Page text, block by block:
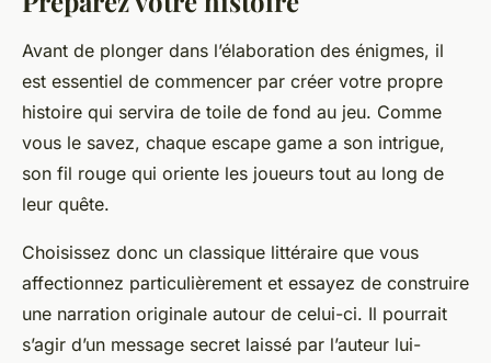
Avant de plonger dans l’élaboration des énigmes, il
est essentiel de commencer par créer votre propre
histoire qui servira de toile de fond au jeu. Comme
vous le savez, chaque escape game a son intrigue,
son fil rouge qui oriente les joueurs tout au long de
leur quête.
Choisissez donc un classique littéraire que vous
affectionnez particulièrement et essayez de construire
une narration originale autour de celui-ci. Il pourrait
s’agir d’un message secret laissé par l’auteur lui-